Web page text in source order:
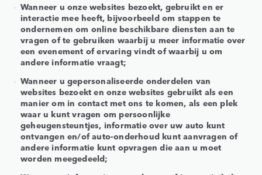
Wanneer u onze websites bezoekt, gebruikt en er
interactie mee heeft, bijvoorbeeld om stappen te
ondernemen om online beschikbare diensten aan te
vragen of te gebruiken waarbij u meer informatie over
een evenement of ervaring vindt of waarbij u om
andere informatie vraagt;
Wanneer u gepersonaliseerde onderdelen van
websites bezoekt en onze websites gebruikt als een
manier om in contact met ons te komen, als een plek
waar u kunt vragen om persoonlijke
geheugensteuntjes, informatie over uw auto kunt
ontvangen en/of auto-onderhoud kunt aanvragen of
andere informatie kunt opvragen die aan u moet
worden meegedeeld;